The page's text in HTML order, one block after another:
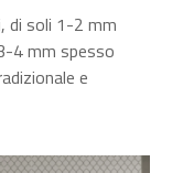
di soli 1-2 mm
4 mm spesso
e